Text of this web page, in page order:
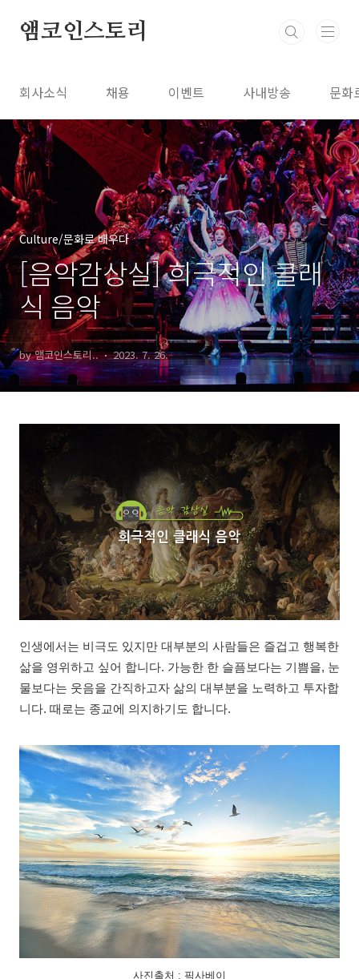
앰코인스토리
회사소식 채용 이벤트 사내방송 문화
Culture/문화로 배우다
[음악감상실] 희극적인 클래
식 음악
by 앰코인스토리.. 2023. 7. 26.
인생에서는 비극도 있지만 대부분의 사람들은 즐겁고 행복한
삶을 영위하고 싶어 합니다. 가능한 한 슬픔보다는 기쁨을, 눈
물보다는 웃음을 간직하고자 삶의 대부분을 노력하고 투자합
니다. 때로는 종교에 의지하기도 합니다.
사진출처 : 픽사베이